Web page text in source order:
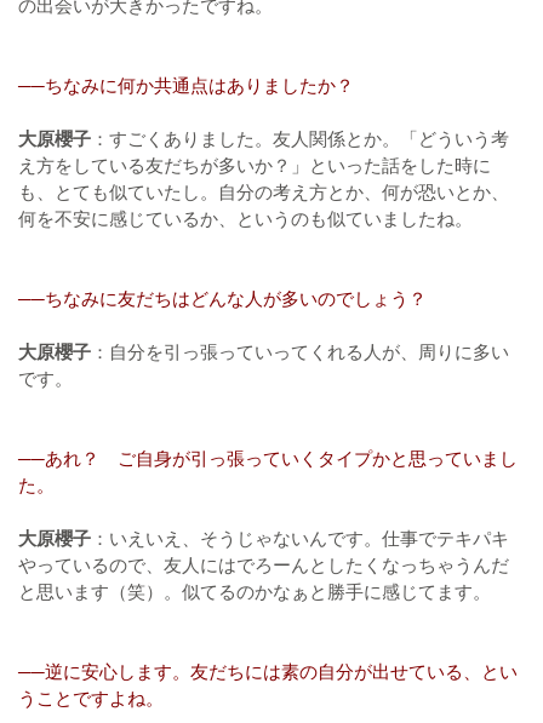
の出会いが大きかったですね。
──ちなみに何か共通点はありましたか？
大原櫻子 ：すごくありました。友人関係とか。「どういう考
え方をしている友だちが多いか？」といった話をした時に
も、とても似ていたし。自分の考え方とか、何が恐いとか、
何を不安に感じているか、というのも似ていましたね。
──ちなみに友だちはどんな人が多いのでしょう？
大原櫻子 ：自分を引っ張っていってくれる人が、周りに多い
です。
──あれ？ ご自身が引っ張っていくタイプかと思っていまし
た。
大原櫻子 ：いえいえ、そうじゃないんです。仕事でテキパキ
やっているので、友人にはでろーんとしたくなっちゃうんだ
と思います（笑）。似てるのかなぁと勝手に感じてます。
──逆に安心します。友だちには素の自分が出せている、とい
うことですよね。